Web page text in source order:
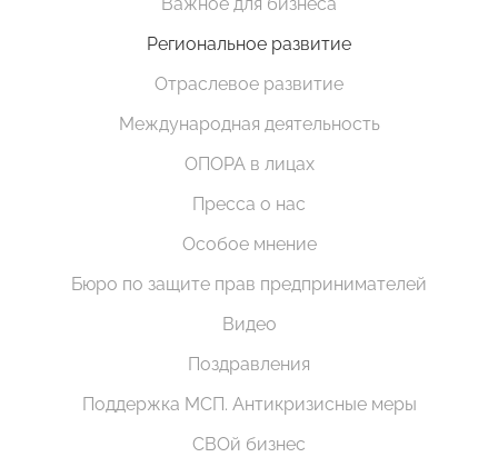
Региональное развитие
Отраслевое развитие
Международная деятельность
ОПОРА в лицах
Пресса о нас
Особое мнение
Бюро по защите прав предпринимателей
Видео
Поздравления
Поддержка МСП. Антикризисные меры
СВОй бизнес